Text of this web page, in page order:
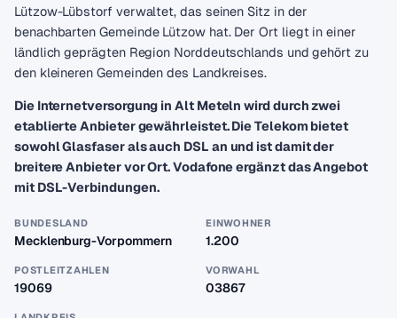
Lützow-Lübstorf verwaltet, das seinen Sitz in der
benachbarten Gemeinde Lützow hat. Der Ort liegt in einer
ländlich geprägten Region Norddeutschlands und gehört zu
den kleineren Gemeinden des Landkreises.
Die Internetversorgung in Alt Meteln wird durch zwei
etablierte Anbieter gewährleistet. Die Telekom bietet
sowohl Glasfaser als auch DSL an und ist damit der
breitere Anbieter vor Ort. Vodafone ergänzt das Angebot
mit DSL-Verbindungen.
BUNDESLAND
Mecklenburg-Vorpommern
EINWOHNER
1.200
POSTLEITZAHLEN
19069
VORWAHL
03867